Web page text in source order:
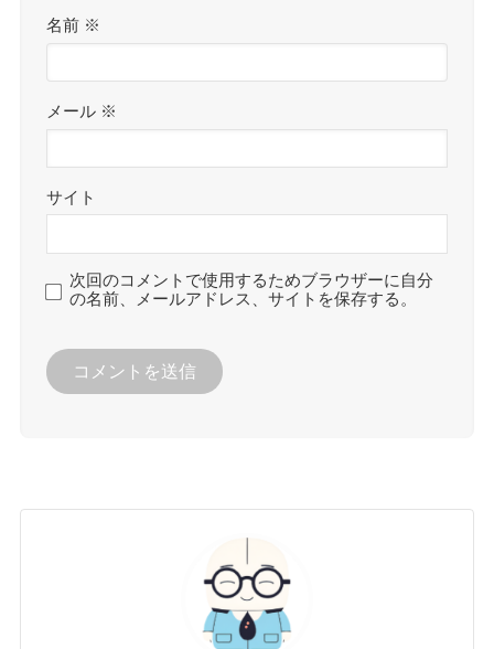
名前 ※
メール ※
サイト
次回のコメントで使用するためブラウザーに自分
の名前、メールアドレス、サイトを保存する。